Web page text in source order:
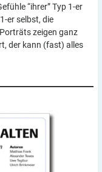
“ihrer” Typ 1-er
er selbst, die
zeigen ganz
der kann (fast) alles